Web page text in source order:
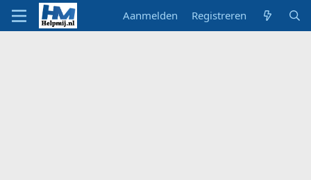
Aanmelden Registreren